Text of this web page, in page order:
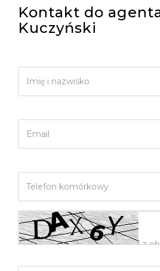
Kontakt do
Kuczyński